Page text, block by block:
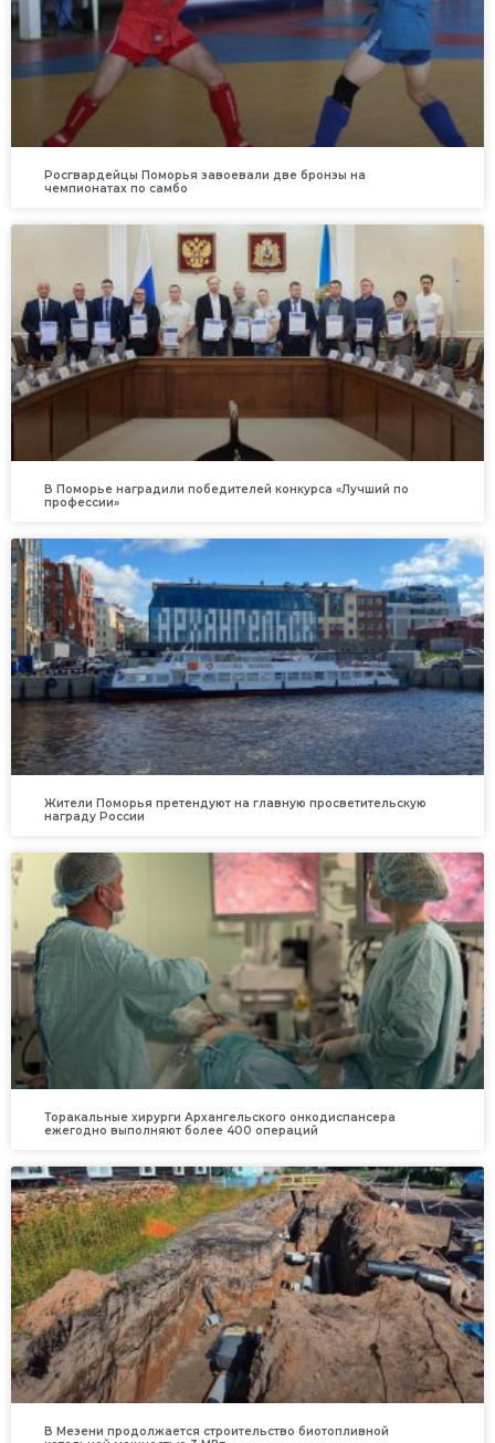
Росгвардейцы Поморья завоевали две бронзы на
чемпионатах по самбо
В Поморье наградили победителей конкурса «Лучший по
профессии»
Жители Поморья претендуют на главную просветительскую
награду России
Торакальные хирурги Архангельского онкодиспансера
ежегодно выполняют более 400 операций
В Мезени продолжается строительство биотопливной